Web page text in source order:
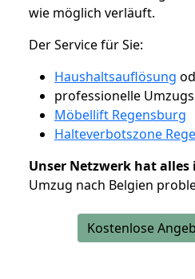
wie möglich verläuft.
Der Service für Sie:
Haushaltsauflösung
professionelle
Möbellift Regensburg
Halteverbotszone
Unser Netzwerk hat alles
Umzug nach Belgien
Kostenlose